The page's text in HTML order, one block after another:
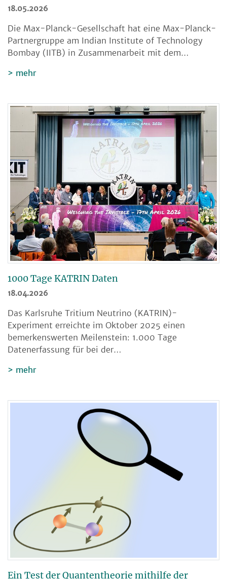
18.05.2026
Die Max-Planck-Gesellschaft hat eine Max-Planck-
Partnergruppe am Indian Institute of Technology
Bombay (IITB) in Zusammenarbeit mit dem…
mehr
1000 Tage KATRIN Daten
18.04.2026
Das Karlsruhe Tritium Neutrino (KATRIN)-
Experiment erreichte im Oktober 2025 einen
bemerkenswerten Meilenstein: 1.000 Tage
Datenerfassung für bei der…
mehr
Ein Test der Quantentheorie mithilfe der